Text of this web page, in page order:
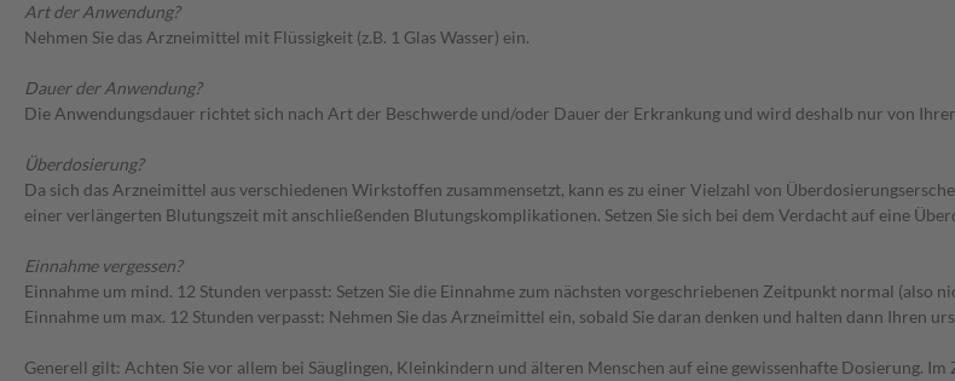
Art der Anwendung?
Nehmen Sie das Arzneimittel mit Flüssigkeit (z.B. 1 Glas Wasser) ein.
Dauer der Anwendung?
Die Anwendungsdauer richtet sich nach Art der Beschwerde und/oder Dauer der Erkrankung und wird deshalb nur von
Überdosierung?
Da sich das Arzneimittel aus verschiedenen Wirkstoffen zusammensetzt, kann es zu einer Vielzahl von
einer verlängerten Blutungszeit mit anschließenden Blutungskomplikationen. Setzen Sie sich bei dem Verdacht auf eine
Einnahme vergessen?
Einnahme um mind. 12 Stunden verpasst: Setzen Sie die Einnahme zum nächsten vorgeschriebenen Zeitpunkt normal (also
Einnahme um max. 12 Stunden verpasst: Nehmen Sie das Arzneimittel ein, sobald Sie daran denken und halten dann Ihren
Generell gilt: Achten Sie vor allem bei Säuglingen, Kleinkindern und älteren Menschen auf eine gewissenhafte Dosierung.